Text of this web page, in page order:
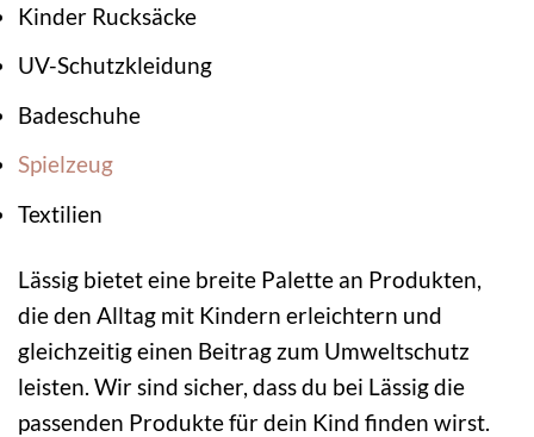
Kinder Rucksäcke
UV-Schutzkleidung
Badeschuhe
Spielzeug
Textilien
Lässig bietet eine breite Palette an Produkten,
die den Alltag mit Kindern erleichtern und
gleichzeitig einen Beitrag zum Umweltschutz
leisten. Wir sind sicher, dass du bei Lässig die
passenden Produkte für dein Kind finden wirst.